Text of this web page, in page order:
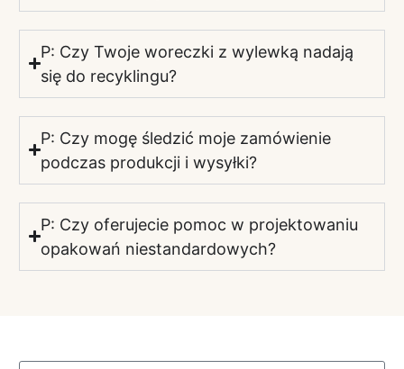
P: Czy Twoje woreczki z wylewką nadają
się do recyklingu?
P: Czy mogę śledzić moje zamówienie
podczas produkcji i wysyłki?
P: Czy oferujecie pomoc w projektowaniu
opakowań niestandardowych?